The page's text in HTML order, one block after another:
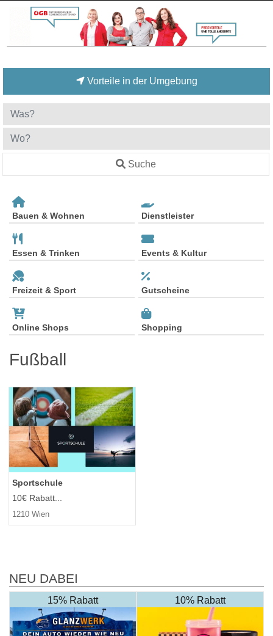
Vorteile in der Umgebung
Suche
Bauen & Wohnen Dienstleister
Essen & Trinken Events & Kultur
Freizeit & Sport Gutscheine
Online Shops Shopping
Fußball
Sportschule
10€ Rabatt...
1210 Wien
NEU DABEI
15% Rabatt 10% Rabatt